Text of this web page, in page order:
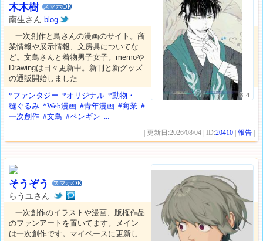
8.4
木木樹 スマホOK
南生さんblog
一次創作と鳥さんの漫画のサイト。商
業情報や展示情報、文房具についてな
ど。文鳥さんと着物男子女子。memoや
Drawingは日々更新中。新刊と新グッズ
の通販開始しました
*ファンタジー *オリジナル *動物・
縫ぐるみ *Web漫画 #青年漫画 #商業 #
一次創作 #文鳥 #ペンギン ...
| 更新日:2026/08/04 | ID:20410 |報告
そうぞう スマホOK
らうユさん
一次創作のイラストや漫画、版権作品
のファンアートを置いてます。メイン
は一次創作です。マイペースに更新し